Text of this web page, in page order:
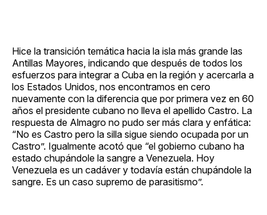
Hice la transición temática hacia la isla más grande las
Antillas Mayores, indicando que después de todos los
esfuerzos para integrar a Cuba en la región y acercarla a
los Estados Unidos, nos encontramos en cero
nuevamente con la diferencia que por primera vez en 60
años el presidente cubano no lleva el apellido Castro. La
respuesta de Almagro no pudo ser más clara y enfática:
“No es Castro pero la silla sigue siendo ocupada por un
Castro”. Igualmente acotó que “el gobierno cubano ha
estado chupándole la sangre a Venezuela. Hoy
Venezuela es un cadáver y todavía están chupándole la
sangre. Es un caso supremo de parasitismo”.